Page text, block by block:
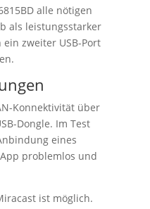
alle nötigen
als leistungsstarker
zweiter USB-Port
Konnektivität über
Dongle. Im Test
eines
problemlos und
ist möglich.